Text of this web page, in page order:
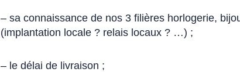
– sa connaissance de nos 3 filières horlogerie,
(implantation locale ? relais locaux ? …) ;
– le délai de livraison ;